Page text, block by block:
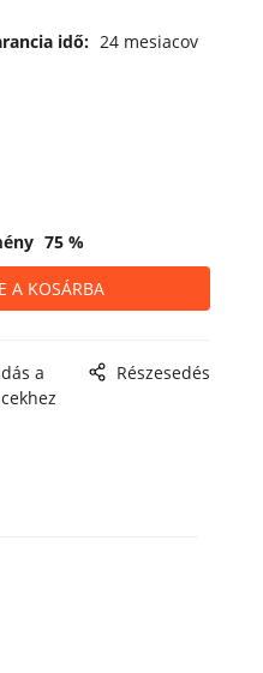
idő: 24 mesiacov
75%
a
Részesedés